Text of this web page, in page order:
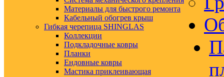
Материалы для быстрого ремонта
Кабельный обогрев крыш
Гибкая черепица SHINGLAS
Коллекции
Подкладочные ковры
Планки
Ендовные ковры
Мастика приклеивающая